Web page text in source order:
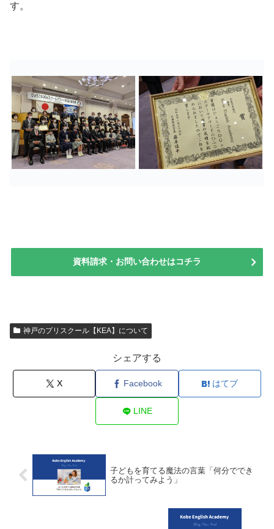
す。
資料請求・お問い合わせはコチラ
神戸のプリスクール【KEA】について
シェアする
X Facebook はてブ
LINE
子どもを育てる魔法の言葉「何分ででき
るか計ってみよう」